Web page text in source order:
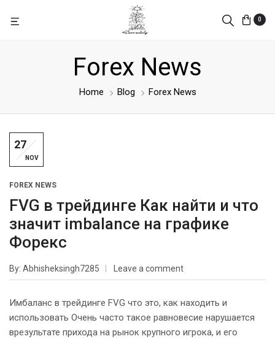
0
Forex News
Home Blog Forex News
27
NOV
FOREX NEWS
FVG в трейдинге Как найти и что
значит imbalance на графике
Форекс
By Abhisheksingh7285 Leave a comment
Имбаланс в трейдинге FVG что это, как находить и
использовать Очень часто такое равновесие нарушается
врезультате прихода на рынок крупного игрока, и его